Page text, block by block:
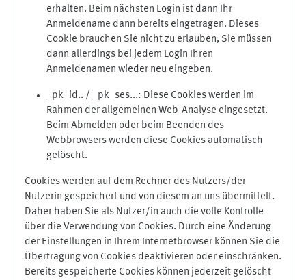
erhalten. Beim nächsten Login ist dann Ihr
Anmeldename dann bereits eingetragen. Dieses
Cookie brauchen Sie nicht zu erlauben, Sie müssen
dann allerdings bei jedem Login Ihren
Anmeldenamen wieder neu eingeben.
_pk_id.. / _pk_ses...: Diese Cookies werden im
Rahmen der allgemeinen Web-Analyse eingesetzt.
Beim Abmelden oder beim Beenden des
Webbrowsers werden diese Cookies automatisch
gelöscht.
Cookies werden auf dem Rechner des Nutzers/der
Nutzerin gespeichert und von diesem an uns übermittelt.
Daher haben Sie als Nutzer/in auch die volle Kontrolle
über die Verwendung von Cookies. Durch eine Änderung
der Einstellungen in Ihrem Internetbrowser können Sie die
Übertragung von Cookies deaktivieren oder einschränken.
Bereits gespeicherte Cookies können jederzeit gelöscht